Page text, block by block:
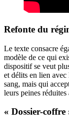
Refonte du
Le texte consacre
modèle de ce qui
dispositif se veut
et délits en lien
sang, mais qui
leurs peines
« Dossier-coffre